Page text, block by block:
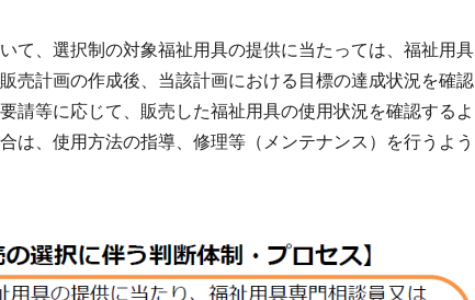
て、選択制の対象福祉用具の提供に当たっては、福祉用具
売計画の作成後、当該計画における目標の達成状況を確認
請等に応じて、販売した福祉用具の使用状況を確認するよ
は、使用方法の指導、修理等（メンテナンス）を行うよう